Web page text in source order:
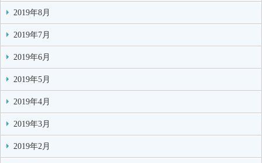
2019年8月
2019年7月
2019年6月
2019年5月
2019年4月
2019年3月
2019年2月